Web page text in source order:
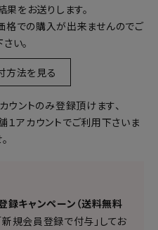
をお送りします。
格での購入が出来ませんのでご
い。
方法を見る
ントのみ登録頂けます、
アカウントでご利用下さいま
録キャンペーン（送料無料
新規会員登録で付与」してお